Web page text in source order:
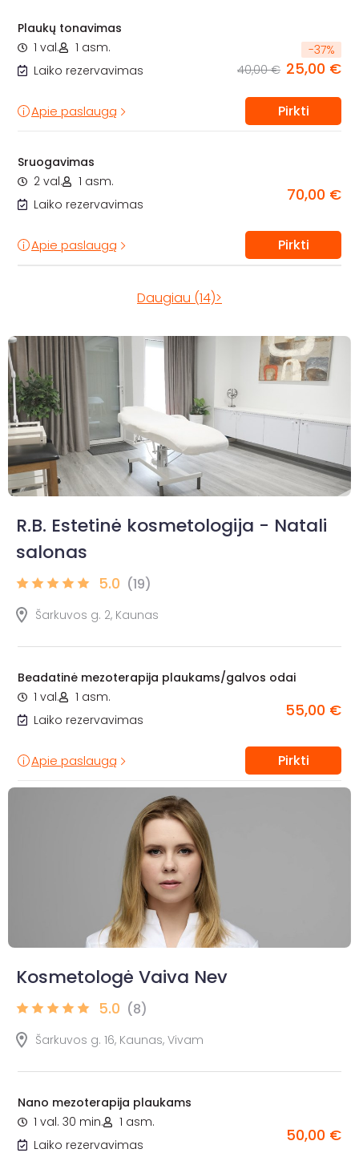
Plaukų tonavimas
1 val.
1 asm.
Laiko rezervavimas
-37%
40,00 € 25,00 €
Apie paslaugą Pirkti
Sruogavimas
2 val.
1 asm.
Laiko rezervavimas
70,00 €
Apie paslaugą Pirkti
Daugiau (14)>
R.B. Estetinė kosmetologija - Natali
salonas
5.0 (19)
Šarkuvos g. 2, Kaunas
Beadatinė mezoterapija plaukams/galvos odai
1 val.
1 asm.
Laiko rezervavimas
55,00 €
Apie paslaugą Pirkti
Kosmetologė Vaiva Nev
5.0 (8)
Šarkuvos g. 16, Kaunas, Vivam
Nano mezoterapija plaukams
1 val. 30 min.
1 asm.
Laiko rezervavimas
50,00 €